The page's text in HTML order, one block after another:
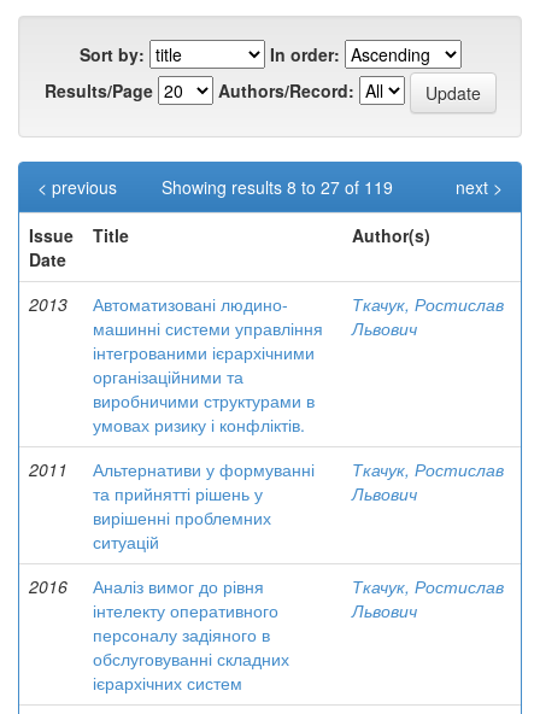
Sort by:
In order:
Results/Page
Authors/Record:
Showing results 8 to 27 of 119
< previous
next >
Issue
Date
Title Author(s)
2013
Автоматизовані людино-
машинні системи управління
інтегрованими ієрархічними
організаційними та
виробничими структурами в
умовах ризику і конфліктів.
Ткачук, Ростислав
Львович
2011
Альтернативи у формуванні
та прийнятті рішень у
вирішенні проблемних
ситуацій
Ткачук, Ростислав
Львович
2016
Аналіз вимог до рівня
інтелекту оперативного
персоналу задіяного в
обслуговуванні складних
ієрархічних систем
Ткачук, Ростислав
Львович